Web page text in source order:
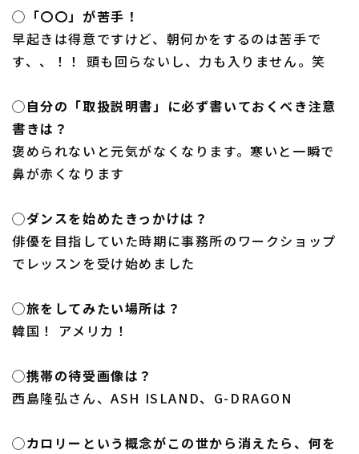
◯「〇〇」が苦手！
早起きは得意ですけど、朝何かをするのは苦手で
す、、！！ 頭も回らないし、力も入りません。笑
◯自分の「取扱説明書」に必ず書いておくべき注意
書きは？
褒められないと元気がなくなります。寒いと一瞬で
鼻が赤くなります
◯ダンスを始めたきっかけは？
俳優を目指していた時期に事務所のワークショップ
でレッスンを受け始めました
◯旅をしてみたい場所は？
韓国！ アメリカ！
◯携帯の待受画像は？
西島隆弘さん、ASH ISLAND、G-DRAGON
◯カロリーという概念がこの世から消えたら、何を